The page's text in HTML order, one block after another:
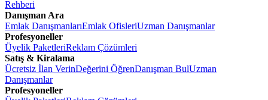
Rehberi
Danışman Ara
Emlak DanışmanlarıEmlak OfisleriUzman Danışmanlar
Profesyoneller
Üyelik PaketleriReklam Çözümleri
Satış & Kiralama
Ücretsiz İlan VerinDeğerini ÖğrenDanışman BulUzman
Danışmanlar
Profesyoneller